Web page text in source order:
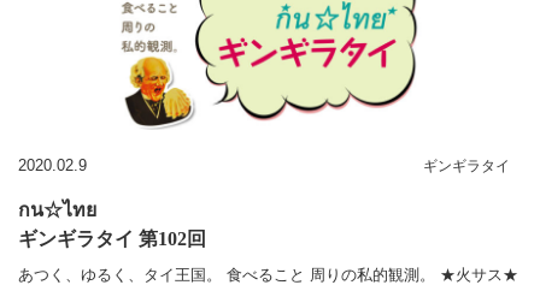
2020.02.9 ギンギラタイ
กน☆ไทย
ギンギラタイ 第102回
あつく、ゆるく、タイ王国。 食べること 周りの私的観測。 ★火サス★